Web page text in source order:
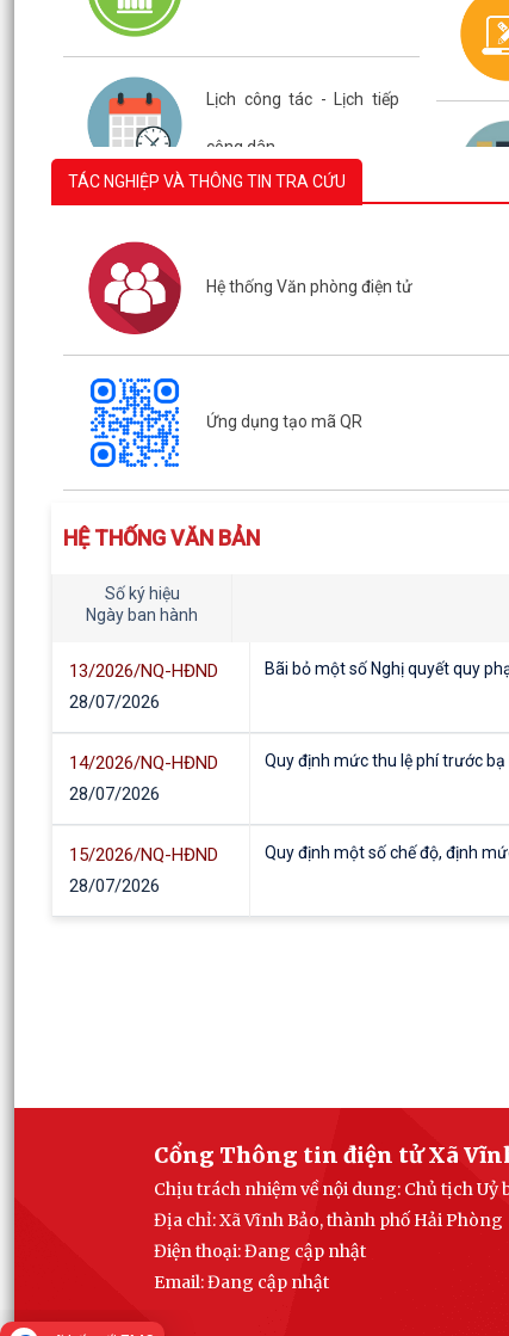
Lịch công tác - Lịch tiếp
TÁC NGHIỆP VÀ THÔNG TIN TRA CỨU
Hệ thống Văn phòng điện tử
Ứng dụng tạo mã QR
HỆ THỐNG VĂN BẢN
Số ký hiệu
Ngày ban hành
13/2026/NQ-HĐND
28/07/2026
Bãi bỏ một số Nghị quyết quy
14/2026/NQ-HĐND
28/07/2026
Quy định mức thu lệ phí trước bạ
15/2026/NQ-HĐND
28/07/2026
Quy định một số chế độ, định
28/07/2026
21/2026/NQ-HĐND
28/07/2026
Quy định nội dung và mức chi
Cổng Thông tin điện tử Xã
Chịu trách nhiệm về nội dung: Chủ tịch Uỷ
Địa chỉ: Xã Vĩnh Bảo, thành phố Hải Phòng
Điện thoại: Đang cập nhật
Email:Đang cập nhật